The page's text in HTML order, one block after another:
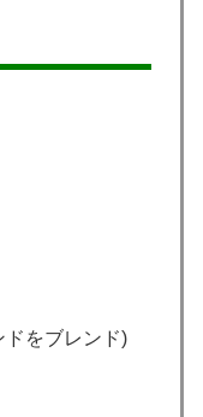
ドをブレンド)